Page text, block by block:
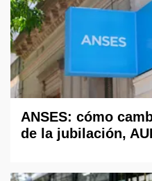
ANSES: cómo
de la jubilación,